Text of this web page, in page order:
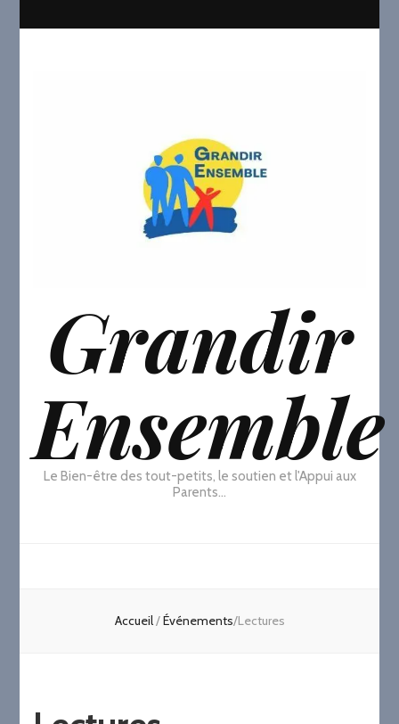
Grandir
Ensemble
Le Bien-être des tout-petits, le soutien et l'Appui aux
Parents…
Accueil/Événements/Lectures